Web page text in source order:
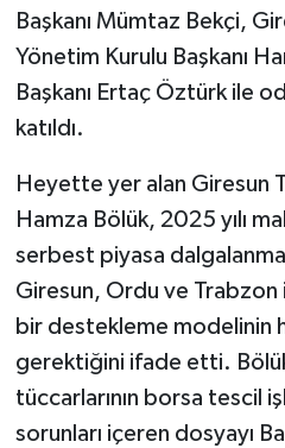
Başkanı Mümtaz Bekçi,
Yönetim Kurulu Başkanı
Başkanı Ertaç Öztürk ile
katıldı.
Heyette yer alan Giresun
Hamza Bölük, 2025 yılı
serbest piyasa
Giresun, Ordu ve Trabzon
bir destekleme modelinin
gerektiğini ifade etti. Bölük
tüccarlarının borsa tescil
sorunları içeren dosyayı